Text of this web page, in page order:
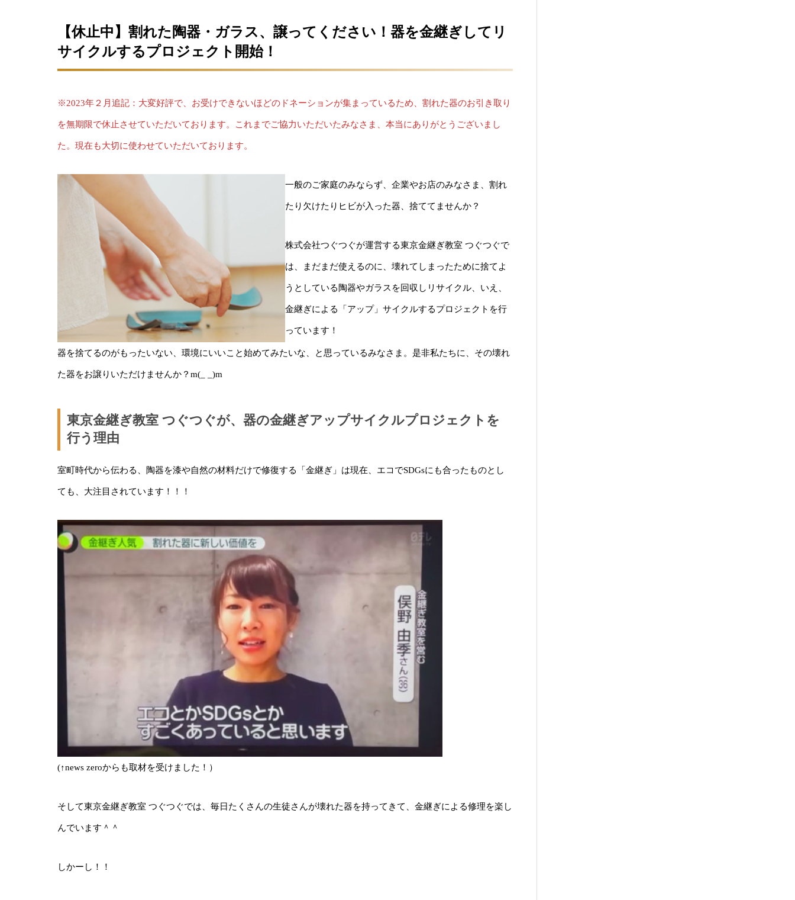
【休止中】割れた陶器・ガラス、譲ってください！器を金継ぎしてリ
サイクルするプロジェクト開始！
※2023年２月追記：大変好評で、お受けできないほどのドネーションが集まっているため、割れた器のお引き取り
を無期限で休止させていただいております。これまでご協力いただいたみなさま、本当にありがとうございまし
た。現在も大切に使わせていただいております。
一般のご家庭のみならず、企業やお店のみなさま、割れ
たり欠けたりヒビが入った器、捨ててませんか？
株式会社つぐつぐが運営する東京金継ぎ教室 つぐつぐで
は、まだまだ使えるのに、壊れてしまったために捨てよ
うとしている陶器やガラスを回収しリサイクル、いえ、
金継ぎによる「アップ」サイクルするプロジェクトを行
っています！
器を捨てるのがもったいない、環境にいいこと始めてみたいな、と思っているみなさま。是非私たちに、その壊れ
た器をお譲りいただけませんか？m(_ _)m
東京金継ぎ教室 つぐつぐが、器の金継ぎアップサイクルプロジェクトを
行う理由
室町時代から伝わる、陶器を漆や自然の材料だけで修復する「金継ぎ」は現在、エコでSDGsにも合ったものとし
ても、大注目されています！！！
(↑news zeroからも取材を受けました！）
そして東京金継ぎ教室 つぐつぐでは、毎日たくさんの生徒さんが壊れた器を持ってきて、金継ぎによる修理を楽し
んでいます＾＾
しかーし！！